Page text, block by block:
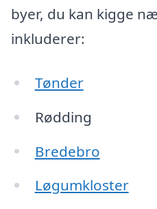
byer, du kan kigge
inkluderer:
Tønder
Rødding
Bredebro
Løgumkloster